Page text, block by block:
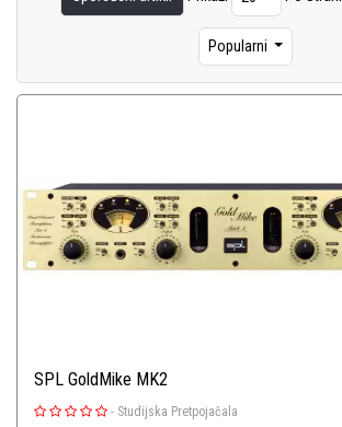
Popularni
SPL GoldMike MK2
- Studijska Pretpojačala